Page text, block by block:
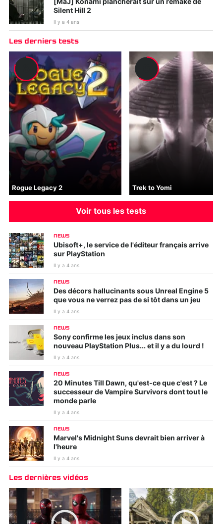
[MàJ] Konami plancherait sur un remake de
Silent Hill 2
Il y a 4 ans
Les derniers tests
Rogue Legacy 2 Trek to Yomi
Voir tous les tests
NEWS
Ubisoft+, le service de l'éditeur français arrive
sur PlayStation
Il y a 4 ans
NEWS
Des décors hallucinants sous Unreal Engine 5
que vous ne verrez pas de si tôt dans un jeu
Il y a 4 ans
NEWS
Sony confirme les jeux inclus dans son
nouveau PlayStation Plus... et il y a du lourd !
Il y a 4 ans
NEWS
20 Minutes Till Dawn, qu'est-ce que c'est ? Le
successeur de Vampire Survivors dont tout le
monde parle
Il y a 4 ans
NEWS
Marvel's Midnight Suns devrait bien arriver à
l'heure
Il y a 4 ans
Les dernières vidéos